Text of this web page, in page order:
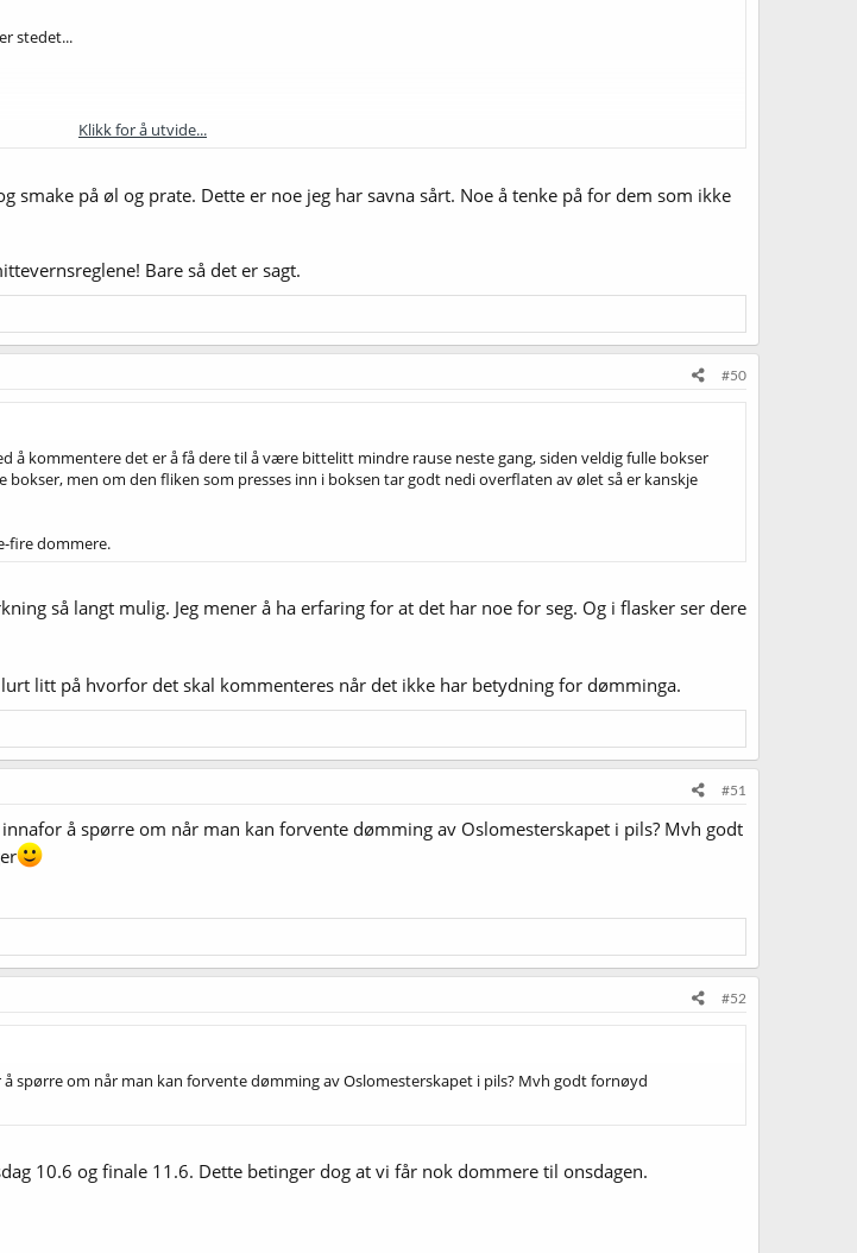
stedet...
Klikk for å utvide...
smake på øl og prate. Dette er noe jeg har savna sårt. Noe å tenke på for dem som ikke
Bare så det er sagt.
#50
å kommentere det er å få dere til å være bittelitt mindre rause neste gang, siden veldig fulle bokser
men om den fliken som presses inn i boksen tar godt nedi overflaten av ølet så er kanskje
fire dommere.
så langt mulig. Jeg mener å ha erfaring for at det har noe for seg. Og i flasker ser dere
litt på hvorfor det skal kommenteres når det ikke har betydning for dømminga.
#51
å spørre om når man kan forvente dømming av Oslomesterskapet i pils? Mvh godt
#52
spørre om når man kan forvente dømming av Oslomesterskapet i pils? Mvh godt fornøyd
10.6 og finale 11.6. Dette betinger dog at vi får nok dommere til onsdagen.